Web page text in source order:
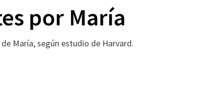
por María
María, según estudio de Harvard.